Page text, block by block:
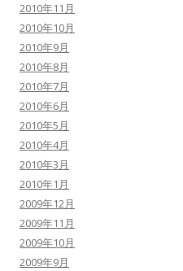
2010年11月
2010年10月
2010年9月
2010年8月
2010年7月
2010年6月
2010年5月
2010年4月
2010年3月
2010年1月
2009年12月
2009年11月
2009年10月
2009年9月